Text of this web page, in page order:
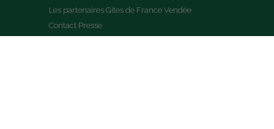
Les partenaires Gites de France Vendée
Contact Presse